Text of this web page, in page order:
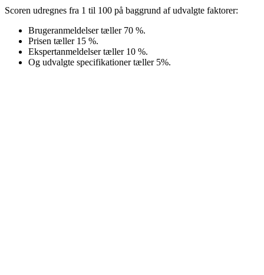
Scoren udregnes fra 1 til 100 på baggrund af udvalgte faktorer:
Brugeranmeldelser tæller 70 %.
Prisen tæller 15 %.
Ekspertanmeldelser tæller 10 %.
Og udvalgte specifikationer tæller 5%.